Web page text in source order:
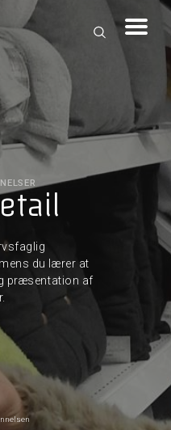
du lærer at
præsentation af